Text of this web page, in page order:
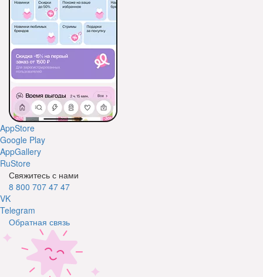
AppStore
Google Play
AppGallery
RuStore
Свяжитесь с нами
8 800 707 47 47
VK
Telegram
Обратная связь